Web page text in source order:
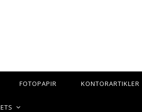
FOTOPAPIR KONTORARTIKLER